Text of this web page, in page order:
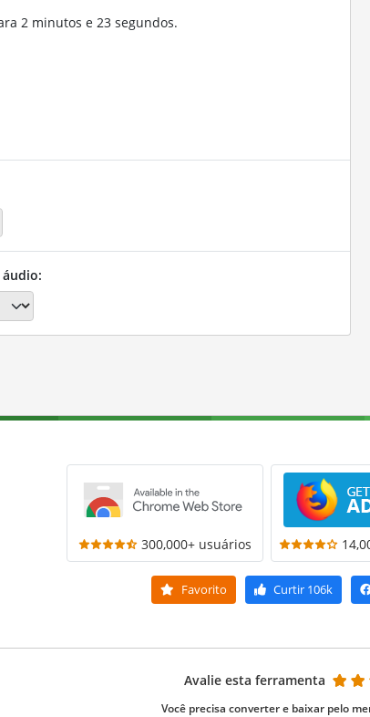
2 minutos e 23 segundos.
áudio:
300,000+ usuários
Favorito Curtir106k
Avalie esta ferramenta
Você precisa converter e baixar pelo